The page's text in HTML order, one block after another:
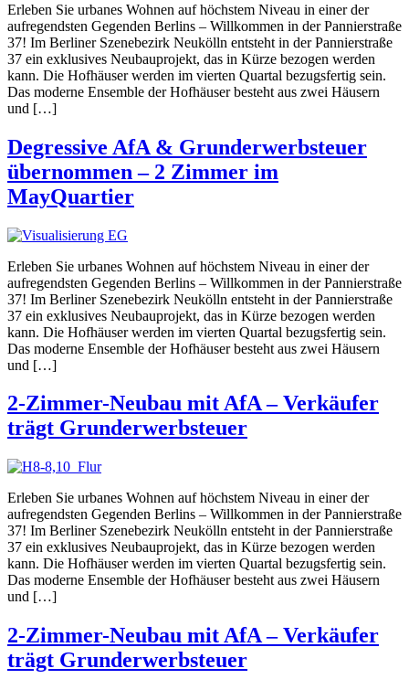
Erleben Sie urbanes Wohnen auf höchstem Niveau in einer der
aufregendsten Gegenden Berlins – Willkommen in der Pannierstraße
37! Im Berliner Szenebezirk Neukölln entsteht in der Pannierstraße
37 ein exklusives Neubauprojekt, das in Kürze bezogen werden
kann. Die Hofhäuser werden im vierten Quartal bezugsfertig sein.
Das moderne Ensemble der Hofhäuser besteht aus zwei Häusern
und […]
Degressive AfA & Grunderwerbsteuer
übernommen – 2 Zimmer im
MayQuartier
Erleben Sie urbanes Wohnen auf höchstem Niveau in einer der
aufregendsten Gegenden Berlins – Willkommen in der Pannierstraße
37! Im Berliner Szenebezirk Neukölln entsteht in der Pannierstraße
37 ein exklusives Neubauprojekt, das in Kürze bezogen werden
kann. Die Hofhäuser werden im vierten Quartal bezugsfertig sein.
Das moderne Ensemble der Hofhäuser besteht aus zwei Häusern
und […]
2-Zimmer-Neubau mit AfA – Verkäufer
trägt Grunderwerbsteuer
Erleben Sie urbanes Wohnen auf höchstem Niveau in einer der
aufregendsten Gegenden Berlins – Willkommen in der Pannierstraße
37! Im Berliner Szenebezirk Neukölln entsteht in der Pannierstraße
37 ein exklusives Neubauprojekt, das in Kürze bezogen werden
kann. Die Hofhäuser werden im vierten Quartal bezugsfertig sein.
Das moderne Ensemble der Hofhäuser besteht aus zwei Häusern
und […]
2-Zimmer-Neubau mit AfA – Verkäufer
trägt Grunderwerbsteuer